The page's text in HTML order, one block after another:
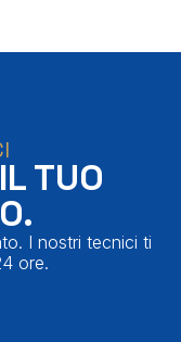
TUO
I nostri tecnici ti
ore.